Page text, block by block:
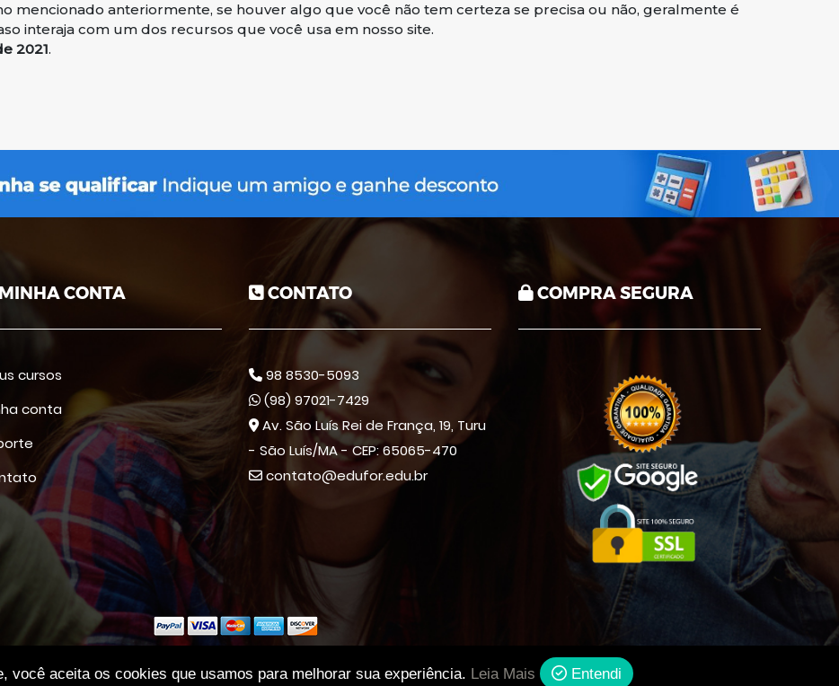
você aceita os cookies que usamos para melhorar sua experiência. Leia Mais Entendi
mencionado anteriormente, se houver algo que você não tem certeza se precisa ou não, geralmente é
interaja com um dos recursos que você usa em nosso site.
2021.
MINHA CONTA
cursos
conta
CONTATO
98 8530-5093
(98) 97021-7429
Av. São Luís Rei de França, 19, Turu
- São Luís/MA - CEP: 65065-470
contato@edufor.edu.br
COMPRA SEGURA
© Todos os direitos reservados | Escola - Edufor | CNPJ: 24091863000180